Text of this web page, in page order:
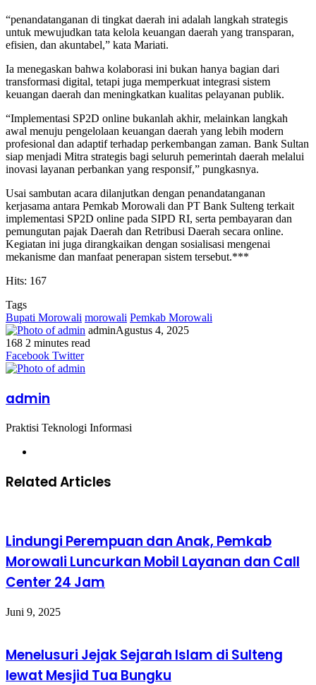
“penandatanganan di tingkat daerah ini adalah langkah strategis
untuk mewujudkan tata kelola keuangan daerah yang transparan,
efisien, dan akuntabel,” kata Mariati.
Ia menegaskan bahwa kolaborasi ini bukan hanya bagian dari
transformasi digital, tetapi juga memperkuat integrasi sistem
keuangan daerah dan meningkatkan kualitas pelayanan publik.
“Implementasi SP2D online bukanlah akhir, melainkan langkah
awal menuju pengelolaan keuangan daerah yang lebih modern
profesional dan adaptif terhadap perkembangan zaman. Bank Sultan
siap menjadi Mitra strategis bagi seluruh pemerintah daerah melalui
inovasi layanan perbankan yang responsif,” pungkasnya.
Usai sambutan acara dilanjutkan dengan penandatanganan
kerjasama antara Pemkab Morowali dan PT Bank Sulteng terkait
implementasi SP2D online pada SIPD RI, serta pembayaran dan
pemungutan pajak Daerah dan Retribusi Daerah secara online.
Kegiatan ini juga dirangkaikan dengan sosialisasi mengenai
mekanisme dan manfaat penerapan sistem tersebut.***
Hits: 167
Tags
Bupati Morowali morowali Pemkab Morowali
adminAgustus 4, 2025
168 2 minutes read
Facebook
Twitter
LinkedIn
WhatsApp
Share
via
Print
Facebook TwitterMessenger
Messenger
WhatsApp
Telegram
Share
via
Print
admin
Praktisi Teknologi Informasi
Related Articles
Lindungi Perempuan dan Anak, Pemkab
Morowali Luncurkan Mobil Layanan dan Call
Center 24 Jam
Juni 9, 2025
Menelusuri Jejak Sejarah Islam di Sulteng
lewat Mesjid Tua Bungku